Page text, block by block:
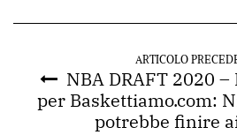
ARTICOLO
NBA DRAFT 2020 –
per Baskettiamo.com:
potrebbe finire